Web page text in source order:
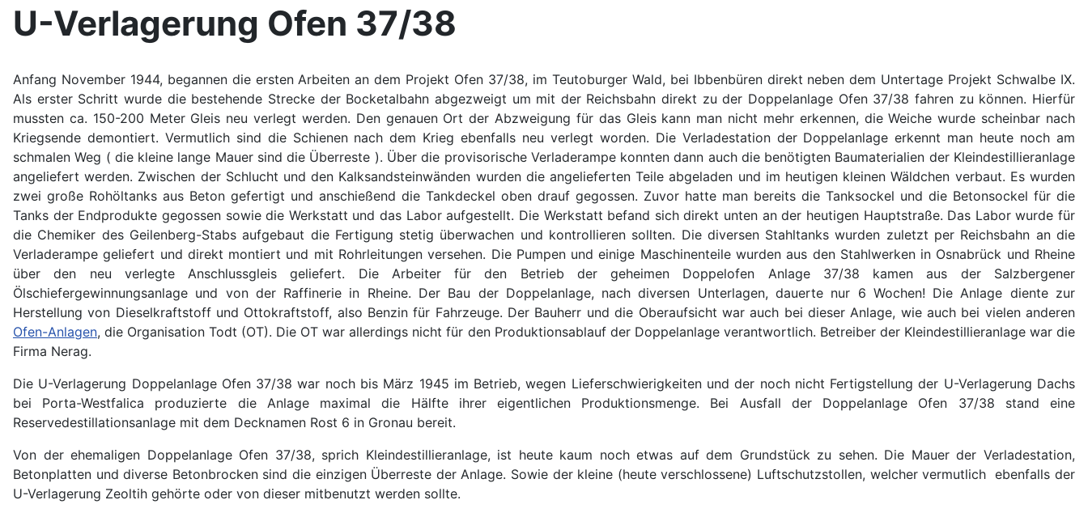
U-Verlagerung Ofen 37/38
Anfang November 1944, begannen die ersten Arbeiten an dem Projekt Ofen 37/38, im Teutoburger Wald, bei Ibbenbüren direkt neben dem Untertage Projekt Schwalbe IX.
Als erster Schritt wurde die bestehende Strecke der Bocketalbahn abgezweigt um mit der Reichsbahn direkt zu der Doppelanlage Ofen 37/38 fahren zu können. Hierfür
mussten ca. 150-200 Meter Gleis neu verlegt werden. Den genauen Ort der Abzweigung für das Gleis kann man nicht mehr erkennen, die Weiche wurde scheinbar nach
Kriegsende demontiert. Vermutlich sind die Schienen nach dem Krieg ebenfalls neu verlegt worden. Die Verladestation der Doppelanlage erkennt man heute noch am
schmalen Weg ( die kleine lange Mauer sind die Überreste ). Über die provisorische Verladerampe konnten dann auch die benötigten Baumaterialien der Kleindestillieranlage
angeliefert werden. Zwischen der Schlucht und den Kalksandsteinwänden wurden die angelieferten Teile abgeladen und im heutigen kleinen Wäldchen verbaut. Es wurden
zwei große Rohöltanks aus Beton gefertigt und anschießend die Tankdeckel oben drauf gegossen. Zuvor hatte man bereits die Tanksockel und die Betonsockel für die
Tanks der Endprodukte gegossen sowie die Werkstatt und das Labor aufgestellt. Die Werkstatt befand sich direkt unten an der heutigen Hauptstraße. Das Labor wurde für
die Chemiker des Geilenberg-Stabs aufgebaut die Fertigung stetig überwachen und kontrollieren sollten. Die diversen Stahltanks wurden zuletzt per Reichsbahn an die
Verladerampe geliefert und direkt montiert und mit Rohrleitungen versehen. Die Pumpen und einige Maschinenteile wurden aus den Stahlwerken in Osnabrück und Rheine
über den neu verlegte Anschlussgleis geliefert. Die Arbeiter für den Betrieb der geheimen Doppelofen Anlage 37/38 kamen aus der Salzbergener
Ölschiefergewinnungsanlage und von der Raffinerie in Rheine. Der Bau der Doppelanlage, nach diversen Unterlagen, dauerte nur 6 Wochen! Die Anlage diente zur
Herstellung von Dieselkraftstoff und Ottokraftstoff, also Benzin für Fahrzeuge. Der Bauherr und die Oberaufsicht war auch bei dieser Anlage, wie auch bei vielen anderen
Ofen-Anlagen, die Organisation Todt (OT). Die OT war allerdings nicht für den Produktionsablauf der Doppelanlage verantwortlich. Betreiber der Kleindestillieranlage war die
Firma Nerag.
Die U-Verlagerung Doppelanlage Ofen 37/38 war noch bis März 1945 im Betrieb, wegen Lieferschwierigkeiten und der noch nicht Fertigstellung der U-Verlagerung Dachs
bei Porta-Westfalica produzierte die Anlage maximal die Hälfte ihrer eigentlichen Produktionsmenge. Bei Ausfall der Doppelanlage Ofen 37/38 stand eine
Reservedestillationsanlage mit dem Decknamen Rost 6 in Gronau bereit.
Von der ehemaligen Doppelanlage Ofen 37/38, sprich Kleindestillieranlage, ist heute kaum noch etwas auf dem Grundstück zu sehen. Die Mauer der Verladestation,
Betonplatten und diverse Betonbrocken sind die einzigen Überreste der Anlage. Sowie der kleine (heute verschlossene) Luftschutzstollen, welcher vermutlich ebenfalls der
U-Verlagerung Zeoltih gehörte oder von dieser mitbenutzt werden sollte.